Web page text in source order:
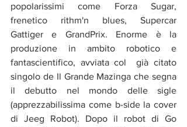
popolarissimi come Forza Sugar,
frenetico rithm'n blues, Supercar
Gattiger e GrandPrix. Enorme è la
produzione in ambito robotico e
fantascientifico, avviata col  già citato
singolo de Il Grande Mazinga che segna
il debutto nel mondo delle sigle
(apprezzabilissima come b-side la cover
di Jeeg Robot). Dopo il robot di Go